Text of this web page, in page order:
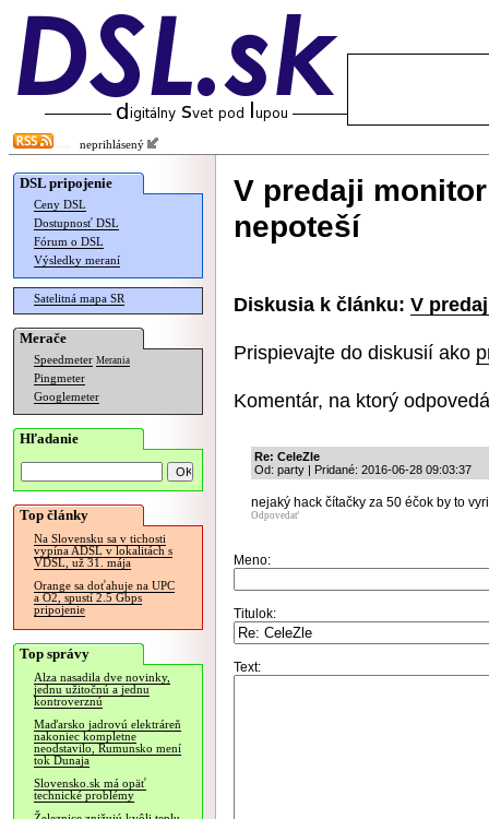
neprihlásený
DSL pripojenie
Ceny DSL
Dostupnosť DSL
Fórum o DSL
Výsledky meraní
Satelitná mapa SR
Merače
Speedmeter Merania
Pingmeter
Googlemeter
Hľadanie
Top články
Na Slovensku sa v tichosti
vypína ADSL v lokalitách s
VDSL, už 31. mája
Orange sa doťahuje na UPC
a O2, spustí 2.5 Gbps
pripojenie
Top správy
Alza nasadila dve novinky,
jednu užitočnú a jednu
kontroverznú
Maďarsko jadrovú elektráreň
nakoniec kompletne
neodstavilo, Rumunsko mení
tok Dunaja
Slovensko.sk má opäť
technické problémy
V predaji
nepoteší
Diskusia k článku: V
Prispievajte do diskusií ako
Komentár, na ktorý
Re: CeleZle
Od: party | Pridané: 2016-06-28 09:03:37
nejaký hack čítačky za 50 éčok by to
Odpovedať
Meno:
Titulok:
Text: